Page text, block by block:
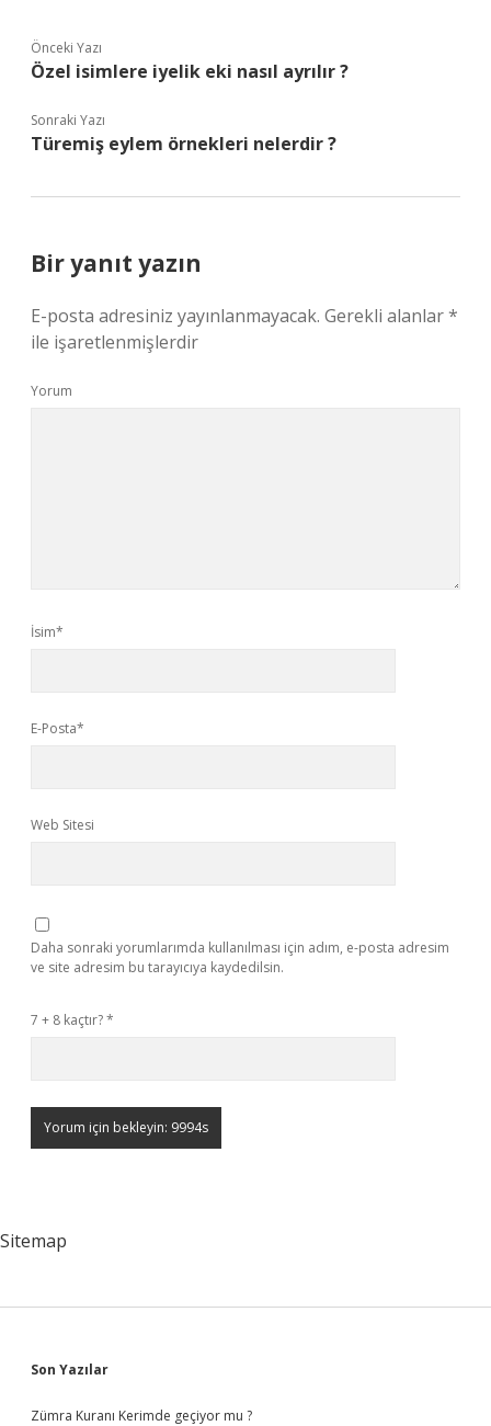
Önceki Yazı
Özel isimlere iyelik eki nasıl ayrılır ?
Sonraki Yazı
Türemiş eylem örnekleri nelerdir ?
Bir yanıt yazın
E-posta adresiniz yayınlanmayacak. Gerekli alanlar*
ile işaretlenmişlerdir
Yorum
İsim*
E-Posta*
Web Sitesi
Daha sonraki yorumlarımda kullanılması için adım, e-posta adresim
ve site adresim bu tarayıcıya kaydedilsin.
7 + 8 kaçtır?*
Sitemap
Sidebar
Son Yazılar
Zümra Kuranı Kerimde geçiyor mu ?